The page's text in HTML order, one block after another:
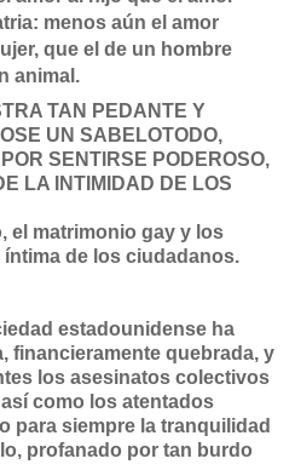
menos aún el amor
que el de un hombre
animal.
TAN PEDANTE Y
UN SABELOTODO,
SENTIRSE PODEROSO,
LA INTIMIDAD DE LOS
el matrimonio gay y los
de los ciudadanos.
estadounidense ha
financieramente quebrada, y
los asesinatos colectivos
como los atentados
para siempre la tranquilidad
profanado por tan burdo